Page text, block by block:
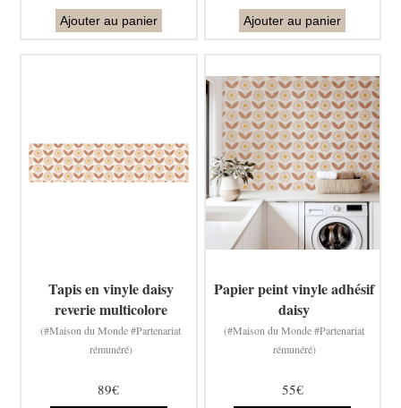
Ajouter au panier Ajouter au panier
Tapis en vinyle daisy
reverie multicolore
(#Maison du Monde #Partenariat
rémunéré)
89€
Papier peint vinyle adhésif
daisy
(#Maison du Monde #Partenariat
rémunéré)
55€